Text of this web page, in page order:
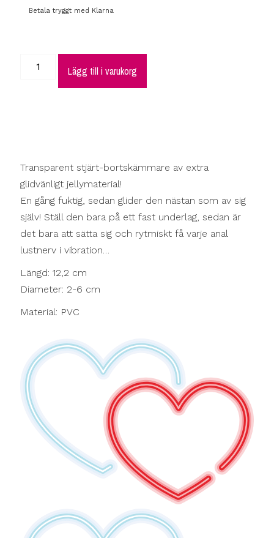
Betala tryggt med Klarna
Lägg till i varukorg
Transparent stjärt-bortskämmare av extra
glidvänligt jellymaterial!
En gång fuktig, sedan glider den nästan som av sig
själv! Ställ den bara på ett fast underlag, sedan är
det bara att sätta sig och rytmiskt få varje anal
lustnerv i vibration…
Längd: 12,2 cm
Diameter: 2-6 cm
Material: PVC